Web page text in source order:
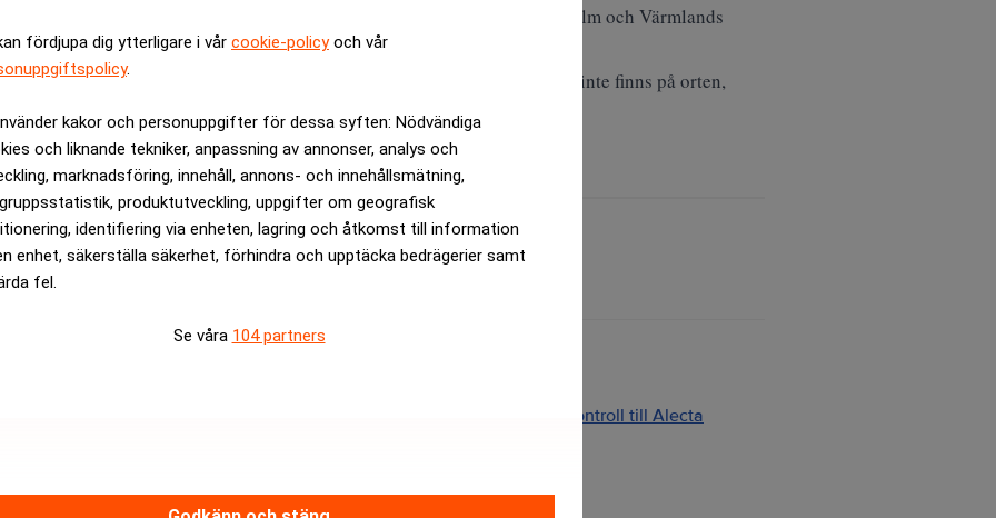
fördjupa dig ytterligare i vår cookie-policyoch vår
.
kakor och personuppgifter för dessa syften: Nödvändiga
och liknande tekniker, anpassning av annonser, analys och
marknadsföring, innehåll, annons- och innehållsmätning,
produktutveckling, uppgifter om geografisk
identifiering via enheten, lagring och åtkomst till information
enhet, säkerställa säkerhet, förhindra och upptäcka bedrägerier samt
fel.
Se våra 104 partners
blir för höga eftersom det är 30 mil mellan Stockholm och Värmlands
särskilda skäl som till exempel att advokaten har specialkompetens som inte finns på orten,
är kostnadsfritt: Prenumerera
Medarbetare inom Intern styrning och kontroll till Alecta